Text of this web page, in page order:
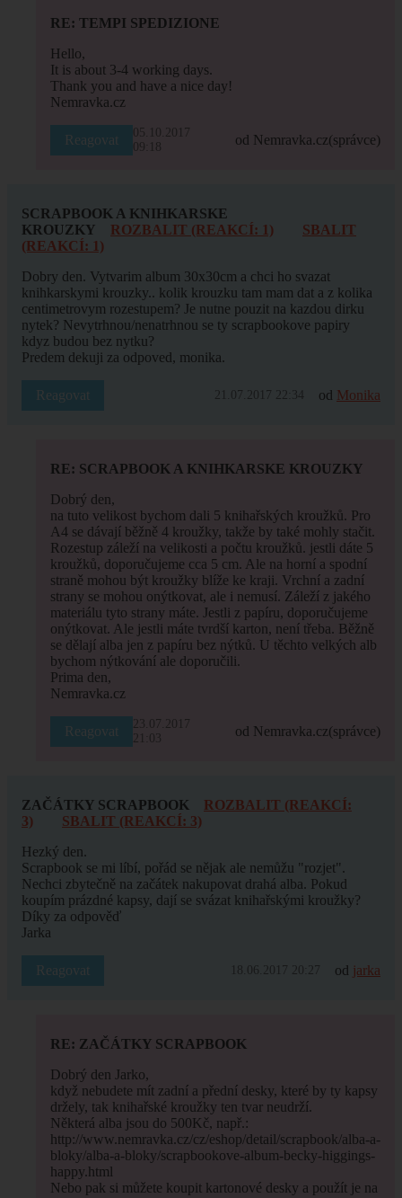
RE: TEMPI SPEDIZIONE
Hello,
It is about 3-4 working days.
Thank you and have a nice day!
Nemravka.cz
Reagovat
05.10.2017
09:18
od Nemravka.cz(správce)
SCRAPBOOK A KNIHKARSKE
KROUZKY
ROZBALIT (REAKCÍ: 1)
SBALIT
(REAKCÍ: 1)
Dobry den. Vytvarim album 30x30cm a chci ho svazat
knihkarskymi krouzky.. kolik krouzku tam mam dat a z kolika
centimetrovym rozestupem? Je nutne pouzit na kazdou dirku
nytek? Nevytrhnou/nenatrhnou se ty scrapbookove papiry
kdyz budou bez nytku?
Predem dekuji za odpoved, monika.
Reagovat 21.07.2017 22:34 od Monika
RE: SCRAPBOOK A KNIHKARSKE KROUZKY
Dobrý den,
na tuto velikost bychom dali 5 knihařských kroužků. Pro
A4 se dávají běžně 4 kroužky, takže by také mohly stačit.
Rozestup záleží na velikosti a počtu kroužků. jestli dáte 5
kroužků, doporučujeme cca 5 cm. Ale na horní a spodní
straně mohou být kroužky blíže ke kraji. Vrchní a zadní
strany se mohou onýtkovat, ale i nemusí. Záleží z jakého
materiálu tyto strany máte. Jestli z papíru, doporučujeme
onýtkovat. Ale jestli máte tvrdší karton, není třeba. Běžně
se dělají alba jen z papíru bez nýtků. U těchto velkých alb
bychom nýtkování ale doporučili.
Prima den,
Nemravka.cz
Reagovat
23.07.2017
21:03
od Nemravka.cz(správce)
ZAČÁTKY SCRAPBOOK
ROZBALIT (REAKCÍ:
3)
SBALIT (REAKCÍ: 3)
Hezký den.
Scrapbook se mi líbí, pořád se nějak ale nemůžu "rozjet".
Nechci zbytečně na začátek nakupovat drahá alba. Pokud
koupím prázdné kapsy, dají se svázat knihařskými kroužky?
Díky za odpověď
Jarka
Reagovat 18.06.2017 20:27 od jarka
RE: ZAČÁTKY SCRAPBOOK
Dobrý den Jarko,
když nebudete mít zadní a přední desky, které by ty kapsy
držely, tak knihařské kroužky ten tvar neudrží.
Některá alba jsou do 500Kč, např.:
http://www.nemravka.cz/cz/eshop/detail/scrapbook/alba-a-
bloky/alba-a-bloky/scrapbookove-album-becky-higgings-
happy.html
Nebo pak si můžete koupit kartonové desky a použít je na